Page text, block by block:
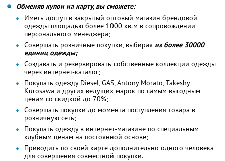
Обменяв купон на карту, вы сможете:
Иметь доступ в закрытый оптовый магазин брендовой
одежды площадью более 1000 кв.м в сопровождении
персонального менеджера;
Совершать розничные покупки, выбирая из более 30000
единиц одежды;
Создавать и резервировать собственные коллекции одежды
через интернет-каталог;
Покупать одежду Diesel, GAS, Antony Morato, Takeshy
Kurosawa и других ведущих марок по самым выгодным
ценам со скидкой до 70%;
Совершать покупки до момента поступления товара в
розничную сеть;
Покупать одежду в интернет-магазине по специальным
клубным ценам на постоянной основе;
Приводить по своей карте дополнительно одного человека
для совершения совместной покупки.